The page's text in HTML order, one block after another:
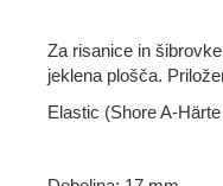
Za risanice in šibrovke
jeklena plošča.
Elastic (Shore A-Härte